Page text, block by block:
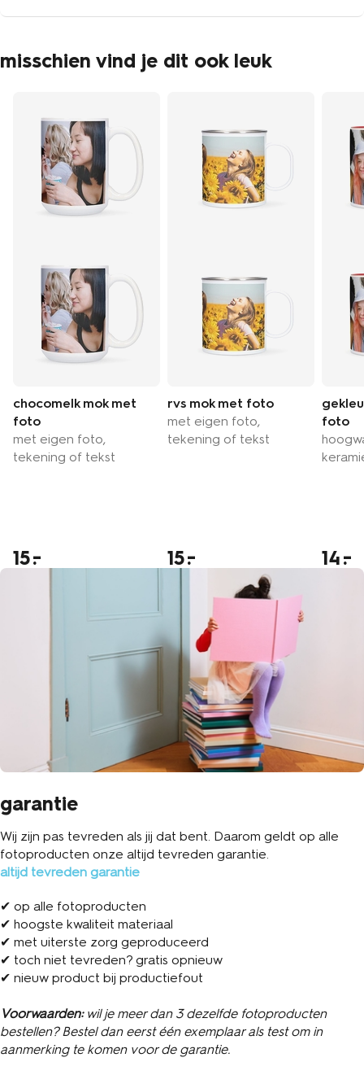
misschien vind je dit ook leuk
chocomelk mok met
foto
met eigen foto,
tekening of tekst
15
rvs mok met foto
met eigen foto,
tekening of tekst
15
foto
14
garantie
Wij zijn pas tevreden als jij dat bent. Daarom geldt op alle
fotoproducten onze altijd tevreden garantie.
altijd tevreden garantie
✔ op alle fotoproducten
✔ hoogste kwaliteit materiaal
✔ met uiterste zorg geproduceerd
✔ toch niet tevreden? gratis opnieuw
✔ nieuw product bij productiefout
Voorwaarden: wil je meer dan 3 dezelfde fotoproducten
bestellen? Bestel dan eerst één exemplaar als test om in
aanmerking te komen voor de garantie.